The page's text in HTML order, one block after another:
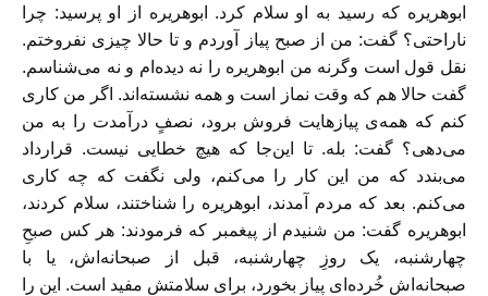
ابوهریره که رسید به او سلام کرد. ابوهریره از او پرسید: چرا
ناراحتی؟ گفت: من از صبح پیاز آوردم و تا حالا چیزی نفروختم.
نقل قول است وگرنه من ابوهریره را نه دیده‌ام و نه می‌شناسم.
گفت حالا هم که وقت نماز است و همه نشسته‌اند. اگر من کاری
کنم که همه‌ی پیازهایت فروش برود، نصفٍ درآمدت را به من
می‌دهی؟ گفت: بله. تا این‌جا که هیچ خطایی نیست. قرارداد
می‌بندد که من این کار را می‌کنم، ولی نگفت که چه کاری
می‌کنم. بعد که مردم آمدند، ابوهریره را شناختند، سلام کردند،
ابوهریره گفت: من شنیدم از پیغمبر که فرمودند: هر کس صبحِ
چهارشنبه، یک روزِ چهارشنبه، قبل از صبحانه‌اش، یا با
صبحانه‌اش خُرده‌ای پیاز بخورد، برای سلامتش مفید است. این را